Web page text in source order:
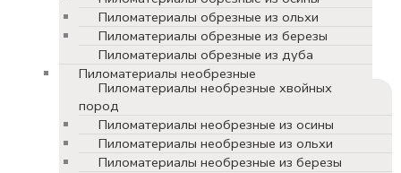
Пиломатериалы обрезные из ольхи
Пиломатериалы обрезные из березы
Пиломатериалы обрезные из дуба
Пиломатериалы необрезные
Пиломатериалы необрезные хвойных
пород
Пиломатериалы необрезные из осины
Пиломатериалы необрезные из ольхи
Пиломатериалы необрезные из березы